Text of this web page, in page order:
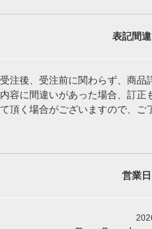
表記間
受注後、受注前に関わらず、商品
内容に間違いがあった場合、訂正
て頂く場合がございますので、ご
営業